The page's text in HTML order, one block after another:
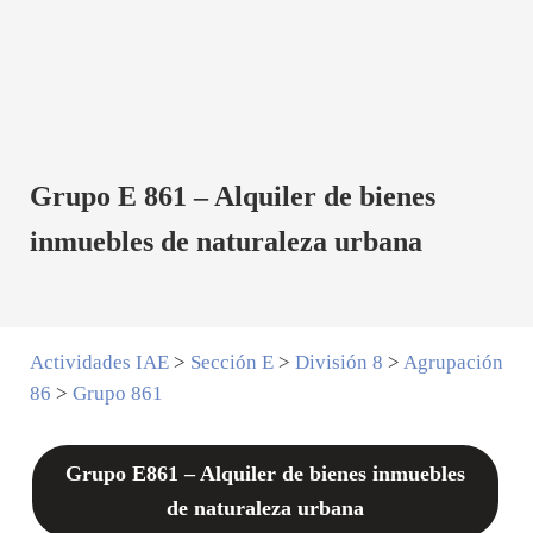
Grupo E 861 – Alquiler de bienes
inmuebles de naturaleza urbana
Actividades IAE> Sección E> División 8 > Agrupación
86 > Grupo 861
Grupo E861 – Alquiler de bienes inmuebles
de naturaleza urbana